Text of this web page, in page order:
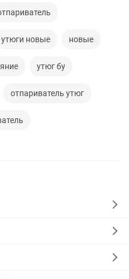
утюги новые новые
утюг бу
отпариватель утюг